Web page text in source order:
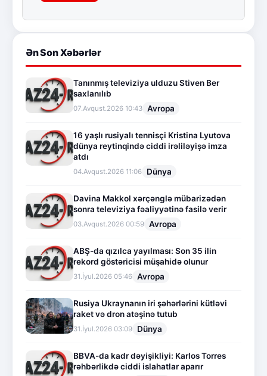
Ən Son Xəbərlər
Tanınmış televiziya ulduzu Stiven Ber
saxlanılıb
07.Avqust.2026 10:43 Avropa
16 yaşlı rusiyalı tennisçi Kristina Lyutova
dünya reytinqində ciddi irəliləyişə imza
atdı
04.Avqust.2026 11:06 Dünya
Davina Makkol xərçənglə mübarizədən
sonra televiziya fəaliyyətinə fasilə verir
03.Avqust.2026 00:59 Avropa
ABŞ-da qızılca yayılması: Son 35 ilin
rekord göstəricisi müşahidə olunur
31.İyul.2026 05:46 Avropa
Rusiya Ukraynanın iri şəhərlərini kütləvi
raket və dron atəşinə tutub
31.İyul.2026 03:09 Dünya
BBVA-da kadr dəyişikliyi: Karlos Torres
rəhbərlikdə ciddi islahatlar aparır